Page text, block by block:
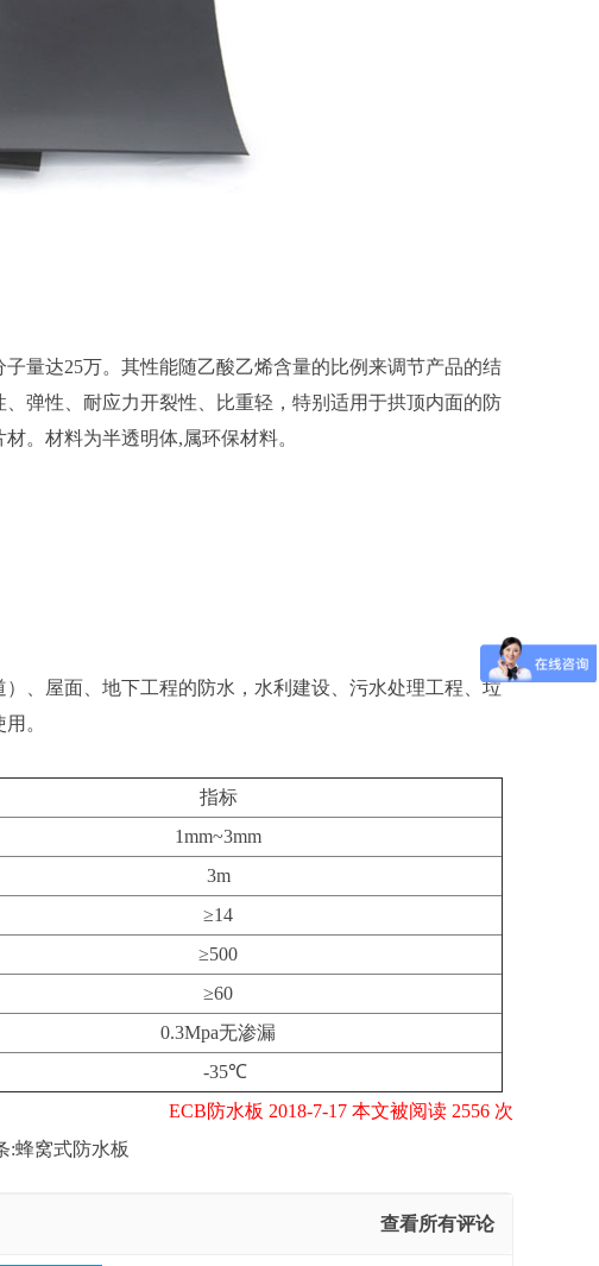
达25万。其性能随乙酸乙烯含量的比例来调节产品的结
弹性、耐应力开裂性、比重轻，特别适用于拱顶内面的防
。材料为半透明体,属环保材料。
屋面、地下工程的防水，水利建设、污水处理工程、垃
。
指标
1mm~3mm
3m
≥14
≥500
≥60
0.3Mpa无渗漏
-35℃
ECB防水板 2018-7-17 本文被阅读 2556 次
:蜂窝式防水板
查看所有评论